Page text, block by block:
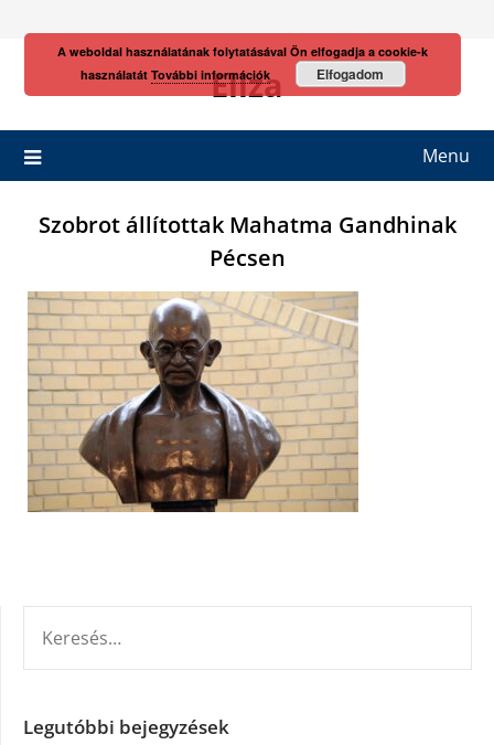
Eliza
Menu
Szobrot állítottak Mahatma Gandhinak
Pécsen
Legutóbbi bejegyzések
A weboldal használatának folytatásával Ön elfogadja a cookie-k
használatát További információk Elfogadom